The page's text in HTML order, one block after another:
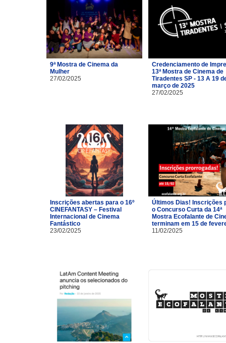
9ª Mostra de Cinema da
Mulher
27/02/2025
Credenciamento de
13ª Mostra de Cinema de
Tiradentes SP - 13 A 19
março de 2025
27/02/2025
Inscrições abertas para o 16º
CINEFANTASY – Festival
Internacional de Cinema
Fantástico
23/02/2025
Últimos Dias! Inscrições
o Concurso Curta da 14ª
Mostra Ecofalante de
terminam em 15 de
11/02/2025